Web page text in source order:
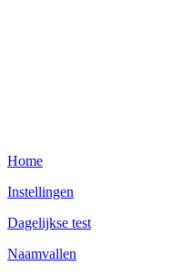
Home
Instellingen
Dagelijkse test
Naamvallen